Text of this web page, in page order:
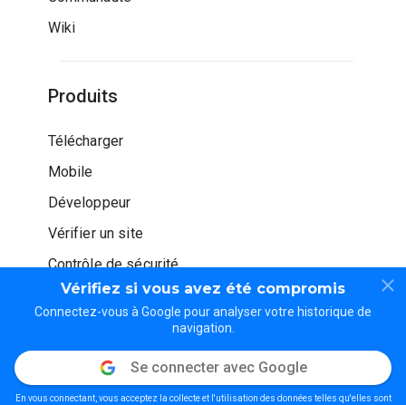
Vérifiez si vous avez été compromis
Connectez-vous à Google pour analyser votre historique de
navigation.
Se connecter avec Google
En vous connectant, vous acceptez la collecte et l'utilisation des données telles qu'elles sont
Wiki
Produits
Télécharger
Mobile
Développeur
Vérifier un site
Contrôle de sécurité
© WOT Services LP. Tous droits réservés